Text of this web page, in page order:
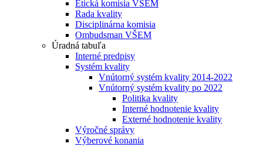
Etická komisia VŠEM
Rada kvality
Disciplinárna komisia
Ombudsman VŠEM
Úradná tabuľa
Interné predpisy
Systém kvality
Vnútorný systém kvality 2014-2022
Vnútorný systém kvality po 2022
Politika kvality
Interné hodnotenie kvality
Externé hodnotenie kvality
Výročné správy
Výberové konania